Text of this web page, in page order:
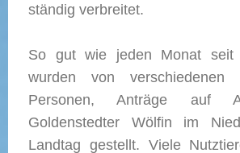
ständig verbreitet.
So gut wie jeden Monat seit
wurden von verschiedenen
Personen, Anträge auf
Goldenstedter Wölfin im
Landtag gestellt. Viele